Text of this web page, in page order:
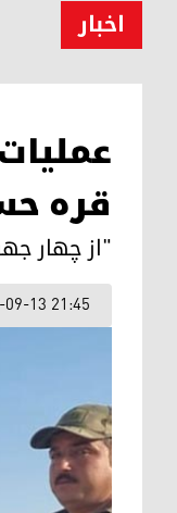
اخبار
قره
"از چهار
13 21:45